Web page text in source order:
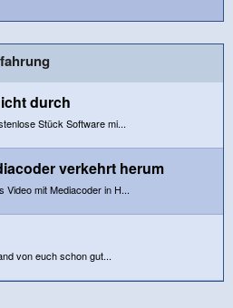
durch
Stück Software mi...
verkehrt herum
Video mit Mediacoder in H...
von euch schon gut...